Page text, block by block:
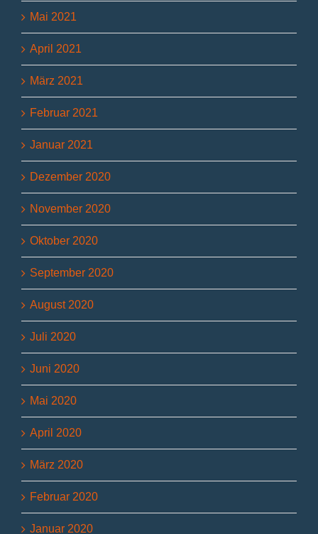
Mai 2021
April 2021
März 2021
Februar 2021
Januar 2021
Dezember 2020
November 2020
Oktober 2020
September 2020
August 2020
Juli 2020
Juni 2020
Mai 2020
April 2020
März 2020
Februar 2020
Januar 2020